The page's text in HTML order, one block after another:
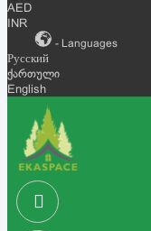
AED
INR
- Languages
Русский
ქართული
English